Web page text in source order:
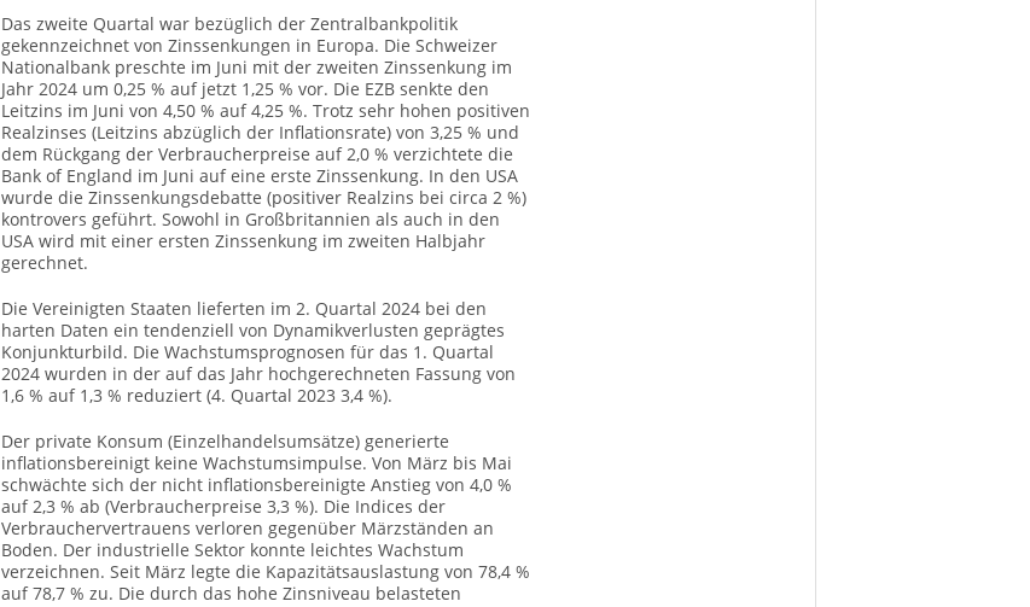
Das zweite Quartal war bezüglich der Zentralbankpolitik
gekennzeichnet von Zinssenkungen in Europa. Die Schweizer
Nationalbank preschte im Juni mit der zweiten Zinssenkung im
Jahr 2024 um 0,25 % auf jetzt 1,25 % vor. Die EZB senkte den
Leitzins im Juni von 4,50 % auf 4,25 %. Trotz sehr hohen positiven
Realzinses (Leitzins abzüglich der Inflationsrate) von 3,25 % und
dem Rückgang der Verbraucherpreise auf 2,0 % verzichtete die
Bank of England im Juni auf eine erste Zinssenkung. In den USA
wurde die Zinssenkungsdebatte (positiver Realzins bei circa 2 %)
kontrovers geführt. Sowohl in Großbritannien als auch in den
USA wird mit einer ersten Zinssenkung im zweiten Halbjahr
gerechnet.
Die Vereinigten Staaten lieferten im 2. Quartal 2024 bei den
harten Daten ein tendenziell von Dynamikverlusten geprägtes
Konjunkturbild. Die Wachstumsprognosen für das 1. Quartal
2024 wurden in der auf das Jahr hochgerechneten Fassung von
1,6 % auf 1,3 % reduziert (4. Quartal 2023 3,4 %).
Der private Konsum (Einzelhandelsumsätze) generierte
inflationsbereinigt keine Wachstumsimpulse. Von März bis Mai
schwächte sich der nicht inflationsbereinigte Anstieg von 4,0 %
auf 2,3 % ab (Verbraucherpreise 3,3 %). Die Indices der
Verbrauchervertrauens verloren gegenüber Märzständen an
Boden. Der industrielle Sektor konnte leichtes Wachstum
verzeichnen. Seit März legte die Kapazitätsauslastung von 78,4 %
auf 78,7 % zu. Die durch das hohe Zinsniveau belasteten